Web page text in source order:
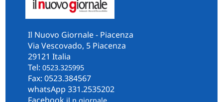
Il Nuovo Giornale - Piacenza
Via Vescovado, 5 Piacenza
29121 Italia
Tel: 0523.325995
Fax: 0523.384567
whatsApp 331.2535202
Facebook il.n.giornale